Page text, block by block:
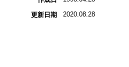
更新日期 2020.08.28